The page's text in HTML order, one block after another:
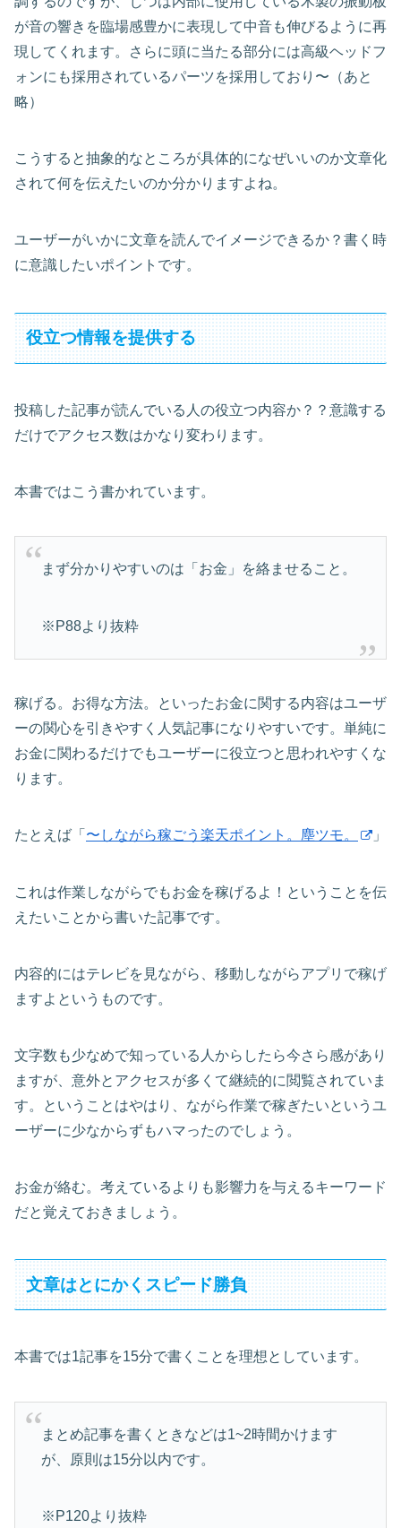
が音の響きを臨場感豊かに表現して中音も伸びるように再
現してくれます。さらに頭に当たる部分には高級ヘッドフ
ォンにも採用されているパーツを採用しており〜（あと
略）
こうすると抽象的なところが具体的になぜいいのか文章化
されて何を伝えたいのか分かりますよね。
ユーザーがいかに文章を読んでイメージできるか？書く時
に意識したいポイントです。
役立つ情報を提供する
投稿した記事が読んでいる人の役立つ内容か？？意識する
だけでアクセス数はかなり変わります。
本書ではこう書かれています。
まず分かりやすいのは「お金」を絡ませること。
※P88より抜粋
稼げる。お得な方法。といったお金に関する内容はユーザ
ーの関心を引きやすく人気記事になりやすいです。単純に
お金に関わるだけでもユーザーに役立つと思われやすくな
ります。
たとえば「 〜しながら稼ごう楽天ポイント。塵ツモ。 」
これは作業しながらでもお金を稼げるよ！ということを伝
えたいことから書いた記事です。
内容的にはテレビを見ながら、移動しながらアプリで稼げ
ますよというものです。
文字数も少なめで知っている人からしたら今さら感があり
ますが、意外とアクセスが多くて継続的に閲覧されていま
す。ということはやはり、ながら作業で稼ぎたいというユ
ーザーに少なからずもハマったのでしょう。
お金が絡む。考えているよりも影響力を与えるキーワード
だと覚えておきましょう。
文章はとにかくスピード勝負
本書では1記事を15分で書くことを理想としています。
まとめ記事を書くときなどは1~2時間かけます
が、原則は15分以内です。
※P120より抜粋